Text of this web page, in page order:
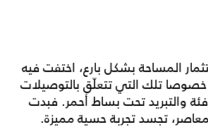
المساحة بشكل بارع، اختفت فيه
خصوصا تلك التي تتعلّق بالتوصيلات
والتبريد تحت بساط أحمر. فبدت
تجسد تجربة حسية مميزة.